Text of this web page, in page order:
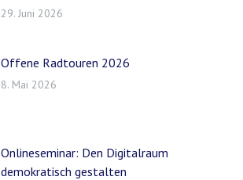
29. Juni 2026
Offene Radtouren 2026
8. Mai 2026
Onlineseminar: Den Digitalraum
demokratisch gestalten